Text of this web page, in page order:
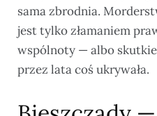
sama zbrodnia.
jest tylko złamaniem
wspólnoty — albo
przez lata coś ukrywała.